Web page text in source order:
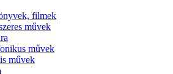
filmek
művek
művek
művek